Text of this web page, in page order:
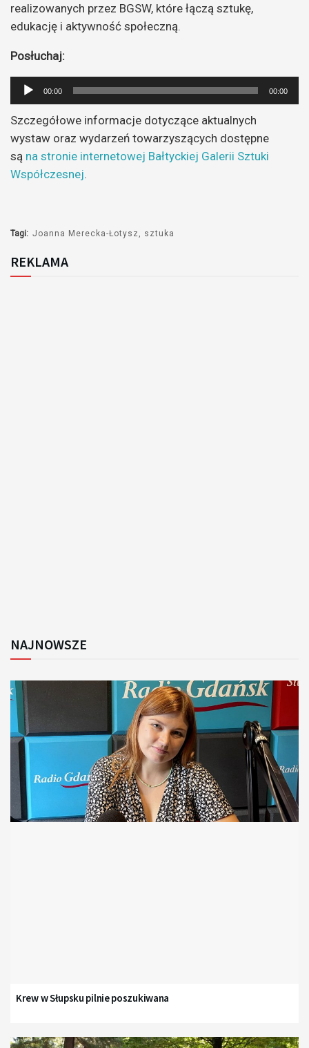
realizowanych przez BGSW, które łączą sztukę,
edukację i aktywność społeczną.
Posłuchaj:
Odtwarzacz
plików
dźwiękowych
00:00 00:00
Szczegółowe informacje dotyczące aktualnych
wystaw oraz wydarzeń towarzyszących dostępne
są na stronie internetowej Bałtyckiej Galerii Sztuki
Współczesnej.
Tagi: Joanna Merecka-Łotysz sztuka
REKLAMA
NAJNOWSZE
Krew w Słupsku pilnie poszukiwana